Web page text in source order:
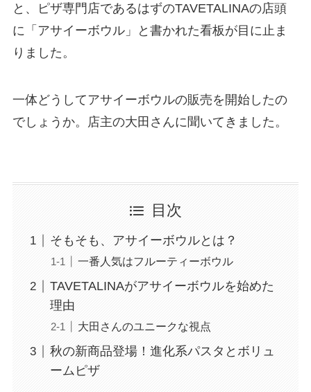
と、ピザ専門店であるはずのTAVETALINAの店頭
に「アサイーボウル」と書かれた看板が目に止ま
りました。
一体どうしてアサイーボウルの販売を開始したの
でしょうか。店主の大田さんに聞いてきました。
目次
そもそも、アサイーボウルとは？
一番人気はフルーティーボウル
TAVETALINAがアサイーボウルを始めた
理由
大田さんのユニークな視点
秋の新商品登場！進化系パスタとボリュ
ームピザ